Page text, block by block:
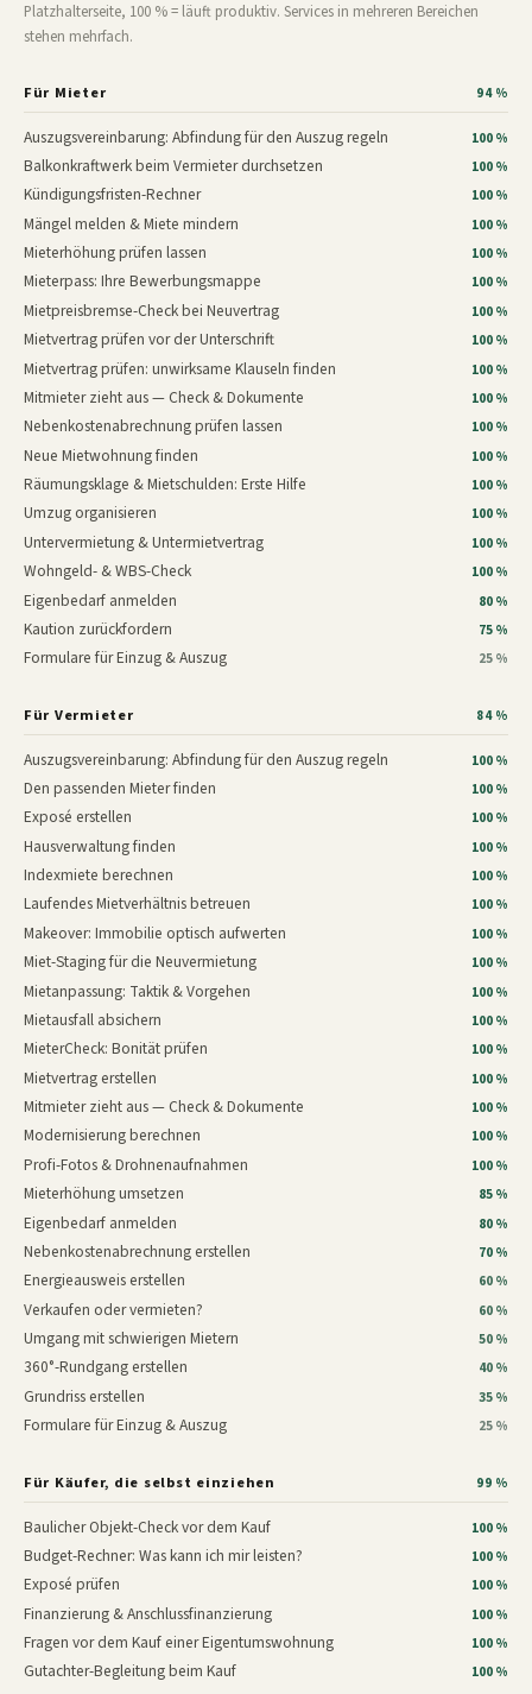
Platzhalterseite, 100 % = läuft produktiv. Services in mehreren Bereichen
stehen mehrfach.
Für Mieter 94 %
Auszugsvereinbarung: Abfindung für den Auszug regeln 100 %
Balkonkraftwerk beim Vermieter durchsetzen 100 %
Kündigungsfristen-Rechner 100 %
Mängel melden & Miete mindern 100 %
Mieterhöhung prüfen lassen 100 %
Mieterpass: Ihre Bewerbungsmappe 100 %
Mietpreisbremse-Check bei Neuvertrag 100 %
Mietvertrag prüfen vor der Unterschrift 100 %
Mietvertrag prüfen: unwirksame Klauseln finden 100 %
Mitmieter zieht aus — Check & Dokumente 100 %
Nebenkostenabrechnung prüfen lassen 100 %
Neue Mietwohnung finden 100 %
Räumungsklage & Mietschulden: Erste Hilfe 100 %
Umzug organisieren 100 %
Untervermietung & Untermietvertrag 100 %
Wohngeld- & WBS-Check 100 %
Eigenbedarf anmelden 80 %
Kaution zurückfordern 75 %
Formulare für Einzug & Auszug 25 %
Für Vermieter 84 %
Auszugsvereinbarung: Abfindung für den Auszug regeln 100 %
Den passenden Mieter finden 100 %
Exposé erstellen 100 %
Hausverwaltung finden 100 %
Indexmiete berechnen 100 %
Laufendes Mietverhältnis betreuen 100 %
Makeover: Immobilie optisch aufwerten 100 %
Miet-Staging für die Neuvermietung 100 %
Mietanpassung: Taktik & Vorgehen 100 %
Mietausfall absichern 100 %
MieterCheck: Bonität prüfen 100 %
Mietvertrag erstellen 100 %
Mitmieter zieht aus — Check & Dokumente 100 %
Modernisierung berechnen 100 %
Profi-Fotos & Drohnenaufnahmen 100 %
Mieterhöhung umsetzen 85 %
Eigenbedarf anmelden 80 %
Nebenkostenabrechnung erstellen 70 %
Energieausweis erstellen 60 %
Verkaufen oder vermieten? 60 %
Umgang mit schwierigen Mietern 50 %
360°-Rundgang erstellen 40 %
Grundriss erstellen 35 %
Formulare für Einzug & Auszug 25 %
Für Käufer, die selbst einziehen 99 %
Baulicher Objekt-Check vor dem Kauf 100 %
Budget-Rechner: Was kann ich mir leisten? 100 %
Exposé prüfen 100 %
Finanzierung & Anschlussfinanzierung 100 %
Fragen vor dem Kauf einer Eigentumswohnung 100 %
Gutachter-Begleitung beim Kauf 100 %